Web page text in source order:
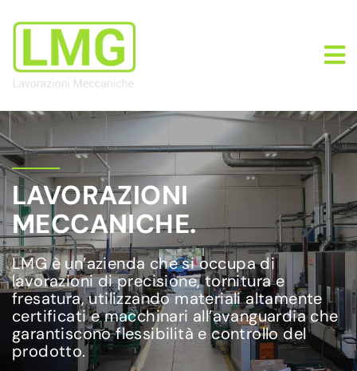
LAVORAZIONI
MECCANICHE.
LMG è un’azienda che si occupa di
lavorazioni di precisione, tornitura e
fresatura, utilizzando materiali altamente
certificati e macchinari all’avanguardia che
garantiscono flessibilità e controllo del
prodotto.